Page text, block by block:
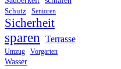
Schutz Senioren
Sicherheit
sparen Terrasse
Umzug Vorgarten
Wasser